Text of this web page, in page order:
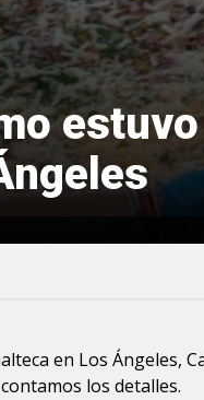
en Los Ángeles,
los detalles.